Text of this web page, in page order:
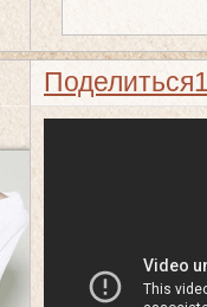
Поделиться